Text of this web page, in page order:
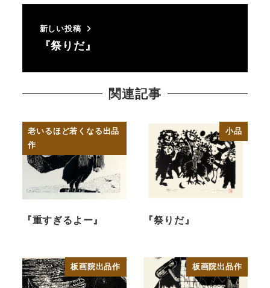
新しい投稿
『祭りだ』
関連記事
老いるほど若くなる出品
作
『重すぎるよー』
小品
『祭りだ』
板画院出品作 板画院出品作